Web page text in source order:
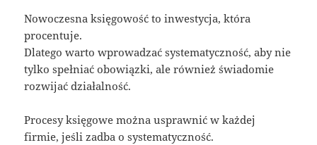
Nowoczesna księgowość to inwestycja, która
procentuje.
Dlatego warto wprowadzać systematyczność, aby nie
tylko spełniać obowiązki, ale również świadomie
rozwijać działalność.
Procesy księgowe można usprawnić w każdej
firmie, jeśli zadba o systematyczność.